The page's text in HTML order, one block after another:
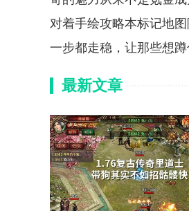
对着手绘攻略本标记地
一步都走稳，让那些想
最新文章